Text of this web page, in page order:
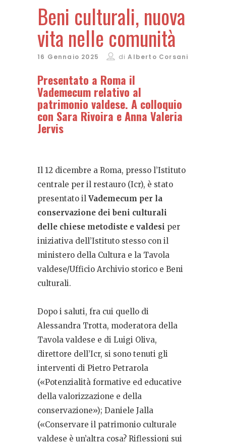
Beni culturali, nuova
vita nelle comunità
16 Gennaio 2025 di Alberto Corsani
Presentato a Roma il
Vademecum relativo al
patrimonio valdese. A colloquio
con Sara Rivoira e Anna Valeria
Jervis
Il 12 dicembre a Roma, presso l’Istituto
centrale per il restauro (Icr), è stato
presentato il Vademecum per la
conservazione dei beni culturali
delle chiese metodiste e valdesi per
iniziativa dell’Istituto stesso con il
ministero della Cultura e la Tavola
valdese/Ufficio Archivio storico e Beni
culturali.
Dopo i saluti, fra cui quello di
Alessandra Trotta, moderatora della
Tavola valdese e di Luigi Oliva,
direttore dell’Icr, si sono tenuti gli
interventi di Pietro Petrarola
(«Potenzialità formative ed educative
della valorizzazione e della
conservazione»); Daniele Jalla
(«Conservare il patrimonio culturale
valdese è un’altra cosa? Riflessioni sui